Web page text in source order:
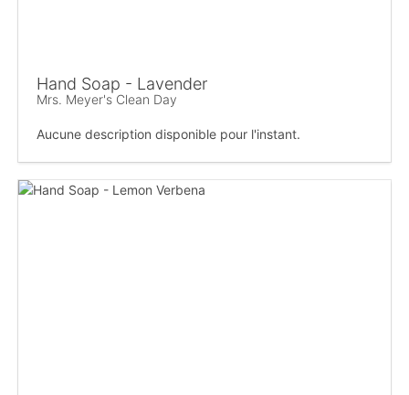
Hand Soap - Lavender
Mrs. Meyer's Clean Day
Aucune description disponible pour l'instant.